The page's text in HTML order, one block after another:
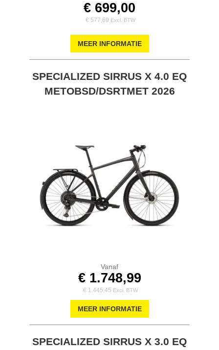
€ 699,00
€ 577,69
MEER INFORMATIE
SPECIALIZED SIRRUS X 4.0 EQ
METOBSD/DSRTMET 2026
Vanaf
€ 1.748,99
€ 1.445,45
MEER INFORMATIE
SPECIALIZED SIRRUS X 3.0 EQ